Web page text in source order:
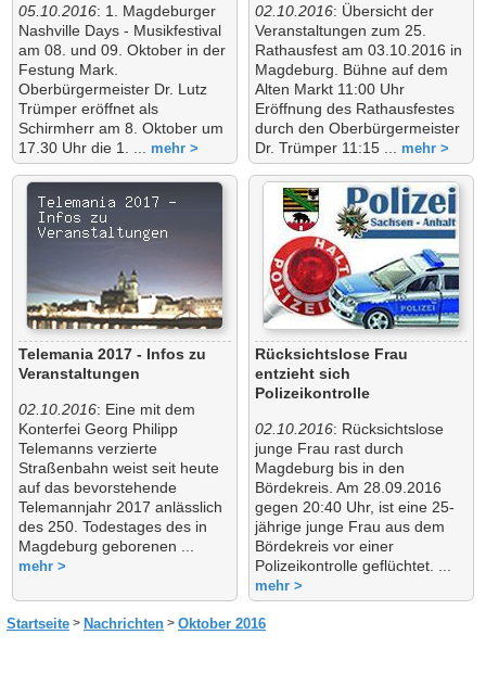
05.10.2016: 1. Magdeburger
Nashville Days - Musikfestival
am 08. und 09. Oktober in der
Festung Mark.
Oberbürgermeister Dr. Lutz
Trümper eröffnet als
Schirmherr am 8. Oktober um
17.30 Uhr die 1. ... mehr >
02.10.2016: Übersicht der
Veranstaltungen zum 25.
Rathausfest am 03.10.2016 in
Magdeburg. Bühne auf dem
Alten Markt 11:00 Uhr
Eröffnung des Rathausfestes
durch den Oberbürgermeister
Dr. Trümper 11:15 ... mehr >
Telemania 2017 - Infos zu
Veranstaltungen
02.10.2016: Eine mit dem
Konterfei Georg Philipp
Telemanns verzierte
Straßenbahn weist seit heute
auf das bevorstehende
Telemannjahr 2017 anlässlich
des 250. Todestages des in
Magdeburg geborenen ...
mehr >
Rücksichtslose Frau
entzieht sich
Polizeikontrolle
02.10.2016: Rücksichtslose
junge Frau rast durch
Magdeburg bis in den
Bördekreis. Am 28.09.2016
gegen 20:40 Uhr, ist eine 25-
jährige junge Frau aus dem
Bördekreis vor einer
Polizeikontrolle geflüchtet. ...
mehr >
Startseite Nachrichten Oktober 2016